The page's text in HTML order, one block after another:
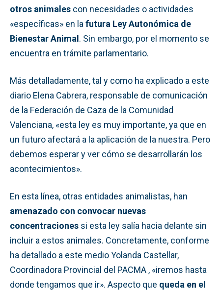
otros animales con necesidades o actividades
«específicas» en la futura Ley Autonómica de
Bienestar Animal. Sin embargo, por el momento se
encuentra en trámite parlamentario.
Más detalladamente, tal y como ha explicado a este
diario Elena Cabrera, responsable de comunicación
de la Federación de Caza de la Comunidad
Valenciana, «esta ley es muy importante, ya que en
un futuro afectará a la aplicación de la nuestra. Pero
debemos esperar y ver cómo se desarrollarán los
acontecimientos».
En esta línea, otras entidades animalistas, han
amenazado con convocar nuevas
concentraciones si esta ley salía hacia delante sin
incluir a estos animales. Concretamente, conforme
ha detallado a este medio Yolanda Castellar,
Coordinadora Provincial del PACMA , «iremos hasta
donde tengamos que ir». Aspecto que queda en el